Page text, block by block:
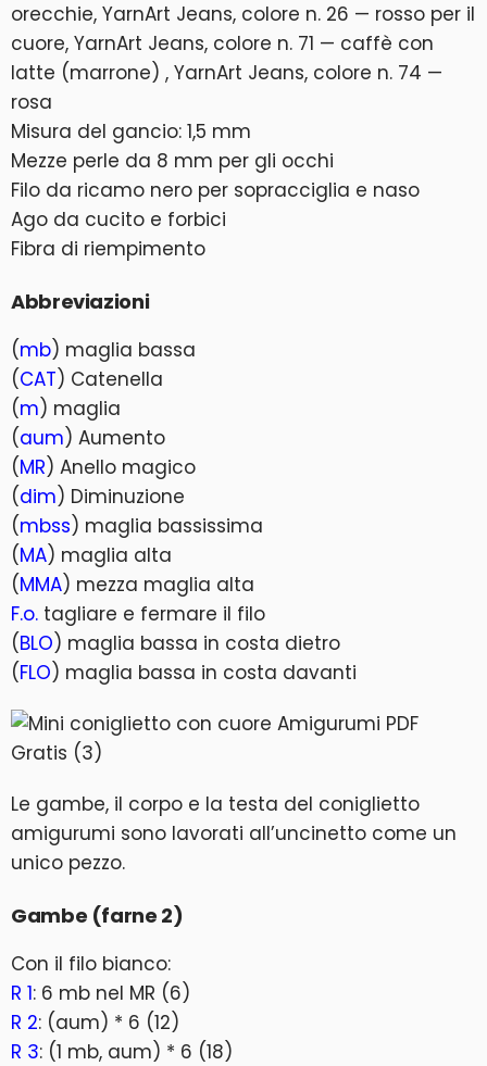
orecchie, YarnArt Jeans, colore n. 26 — rosso per il
cuore, YarnArt Jeans, colore n. 71 — caffè con
latte (marrone) , YarnArt Jeans, colore n. 74 —
rosa
Misura del gancio: 1,5 mm
Mezze perle da 8 mm per gli occhi
Filo da ricamo nero per sopracciglia e naso
Ago da cucito e forbici
Fibra di riempimento
Abbreviazioni
(mb) maglia bassa
(CAT) Catenella
(m) maglia
(aum) Aumento
(MR) Anello magico
(dim) Diminuzione
(mbss) maglia bassissima
(MA) maglia alta
(MMA) mezza maglia alta
F.o. tagliare e fermare il filo
(BLO) maglia bassa in costa dietro
(FLO) maglia bassa in costa davanti
Le gambe, il corpo e la testa del coniglietto
amigurumi sono lavorati all’uncinetto come un
unico pezzo.
Gambe (farne 2)
Con il filo bianco:
R 1: 6 mb nel MR (6)
R 2: (aum) * 6 (12)
R 3: (1 mb, aum) * 6 (18)